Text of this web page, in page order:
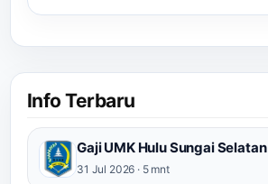
Info Terbaru
Gaji UMK Hulu Sungai Selatan
31 Jul 2026 · 5 mnt